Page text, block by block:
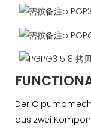
Der
aus zwei